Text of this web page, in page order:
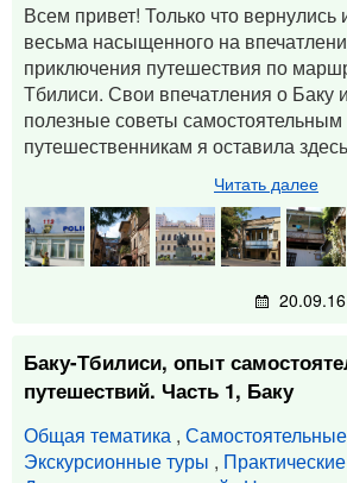
Всем привет! Только что вернулись
весьма насыщенного на
приключения путешествия по
Тбилиси. Свои впечатления о Баку
полезные советы самостоятельным
путешественникам я оставила
Читать далее
20.09.16
Баку-Тбилиси, опыт
путешествий. Часть 1, Баку
Общая тематика ,
Экскурсионные туры ,